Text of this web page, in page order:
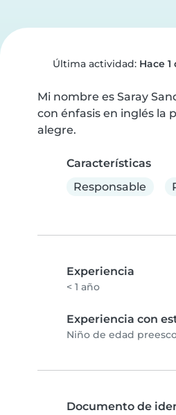
Última actividad: Hace 1
Mi nombre es Saray
con énfasis en inglés la
alegre.
Características
Responsable
Experiencia
< 1 año
Experiencia con
Niño de edad
Documento de